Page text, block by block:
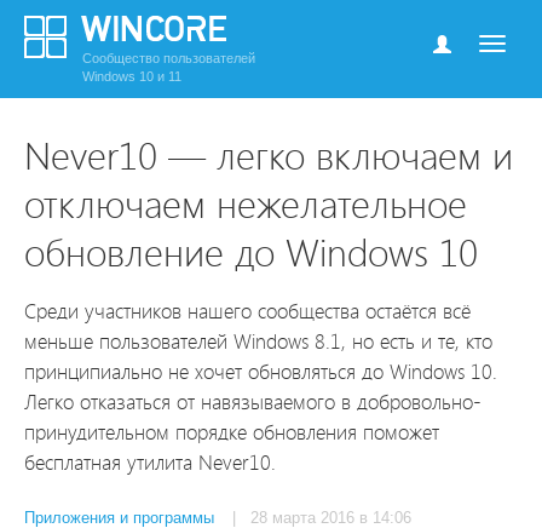
Сообщество пользователей
Windows 10 и 11
Never10 — легко включаем и
отключаем нежелательное
обновление до Windows 10
Среди участников нашего сообщества остаётся всё
меньше пользователей Windows 8.1, но есть и те, кто
принципиально не хочет обновляться до Windows 10.
Легко отказаться от навязываемого в добровольно-
принудительном порядке обновления поможет
бесплатная утилита Never10.
Приложения и программы | 28 марта 2016 в 14:06